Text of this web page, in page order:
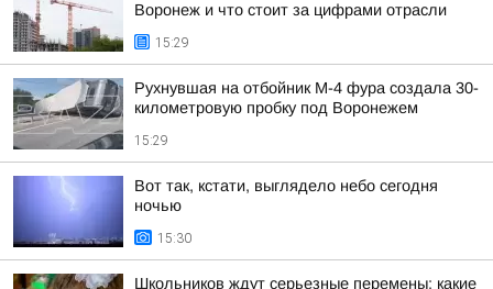
Воронеж и что стоит за цифрами отрасли
15:29
Рухнувшая на отбойник М-4 фура создала 30-
километровую пробку под Воронежем
15:29
Вот так, кстати, выглядело небо сегодня
ночью
15:30
Школьников ждут серьезные перемены: какие